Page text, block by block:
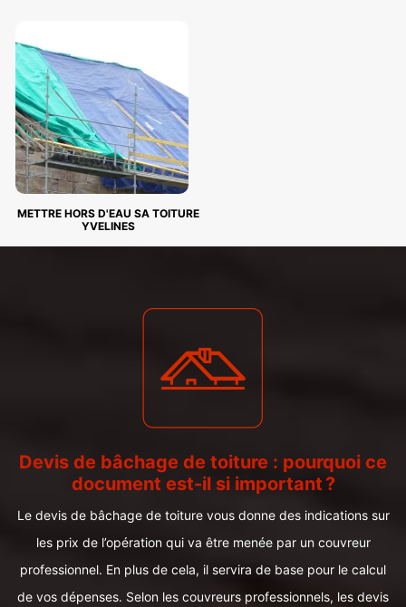
METTRE HORS D'EAU SA TOITURE
YVELINES
Devis de bâchage de toiture : pourquoi ce
document est-il si important ?
Le devis de bâchage de toiture vous donne des indications sur
les prix de l’opération qui va être menée par un couvreur
professionnel. En plus de cela, il servira de base pour le calcul
de vos dépenses. Selon les couvreurs professionnels, les devis